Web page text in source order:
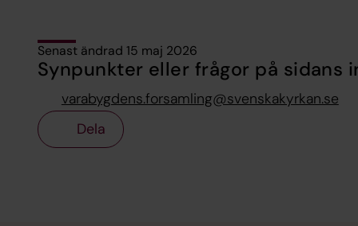
Senast ändrad 15 maj 2026
Synpunkter eller frågor på sidans
varabygdens.forsamling@svenskakyrkan.se
Dela